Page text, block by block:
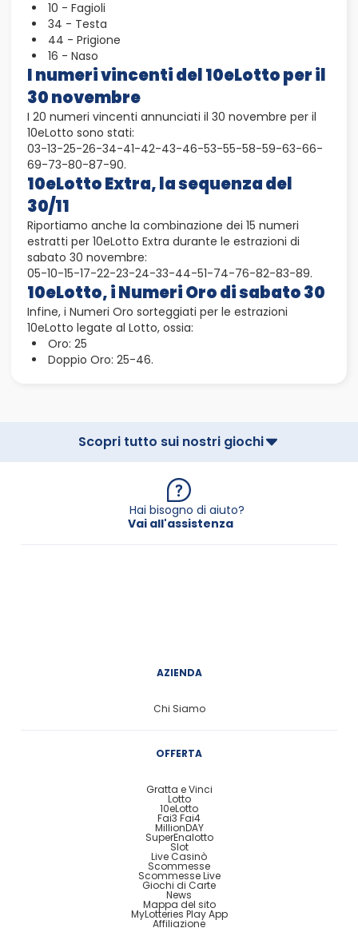
10 - Fagioli
34 - Testa
44 - Prigione
16 - Naso
I numeri vincenti del 10eLotto per il
30 novembre
I 20 numeri vincenti annunciati il 30 novembre per il
10eLotto sono stati:
03-13-25-26-34-41-42-43-46-53-55-58-59-63-66-
69-73-80-87-90.
10eLotto Extra, la sequenza del
30/11
Riportiamo anche la combinazione dei 15 numeri
estratti per 10eLotto Extra durante le estrazioni di
sabato 30 novembre:
05-10-15-17-22-23-24-33-44-51-74-76-82-83-89.
10eLotto, i Numeri Oro di sabato 30
Infine, i Numeri Oro sorteggiati per le estrazioni
10eLotto legate al Lotto, ossia:
Oro: 25
Doppio Oro: 25-46.
Scopri tutto sui nostri giochi
Hai bisogno di aiuto?
Vai all'assistenza
AZIENDA
Chi Siamo
OFFERTA
Gratta e Vinci
Lotto
10eLotto
Fai3 Fai4
MillionDAY
SuperEnalotto
Slot
Live Casinò
Scommesse
Scommesse Live
Giochi di Carte
News
Mappa del sito
MyLotteries Play App
Affiliazione